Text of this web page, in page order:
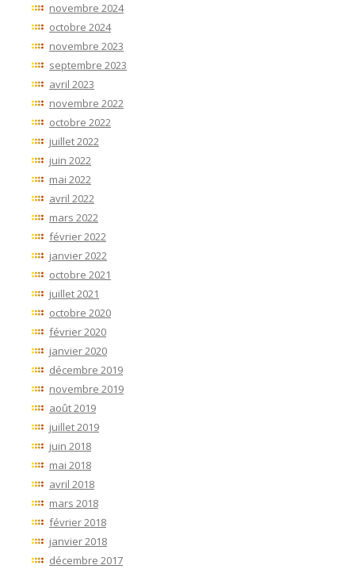
novembre 2024
octobre 2024
novembre 2023
septembre 2023
avril 2023
novembre 2022
octobre 2022
juillet 2022
juin 2022
mai 2022
avril 2022
mars 2022
février 2022
janvier 2022
octobre 2021
juillet 2021
octobre 2020
février 2020
janvier 2020
décembre 2019
novembre 2019
août 2019
juillet 2019
juin 2018
mai 2018
avril 2018
mars 2018
février 2018
janvier 2018
décembre 2017